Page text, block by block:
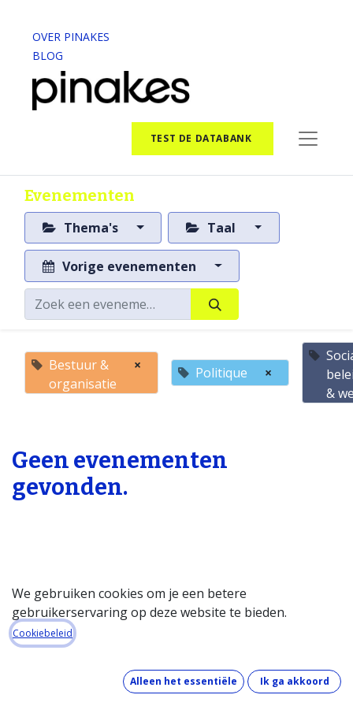
OVER PINAKES
BLOG
TEST DE DATABANK
Evenementen
Thema's Taal
Vorige evenementen
Bestuur &
organisatie
× Politique ×
&
Geen evenementen
gevonden.
Startpagina
Over de databank
Wat kost de databank?
Hoe werkt de databank?
We gebruiken cookies om je een betere
gebruikerservaring op deze website te bieden.
Cookiebeleid
Alleen het essentiële Ik ga akkoord